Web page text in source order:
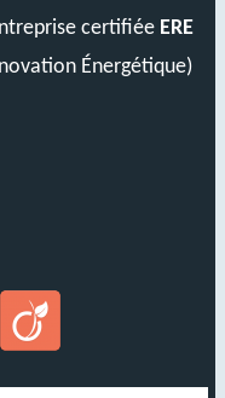
certifiée ERE
Énergétique)